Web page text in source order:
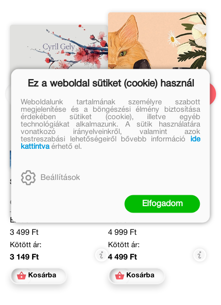
Szohó mester utolsó teája
Cyril Gely
Eredeti ár:
3 499 Ft
Kötött ár:
3 149 Ft
Kosárba
Kertész Erzsi
4 999 Ft
Kötött ár:
4 499 Ft
Kosárba
Ez a weboldal sütiket (cookie) használ
Weboldalunk tartalmának személyre szabott
megjelenítése és a böngészési élmény biztosítása
érdekében sütiket (cookie), illetve egyéb
technológiákat alkalmazunk. A sütik használatára
vonatkozó irányelveinkről, valamint azok
testreszabási lehetőségeiről bővebb információ
ide
kattintvaérhető el.
Beállítások
Elfogadom